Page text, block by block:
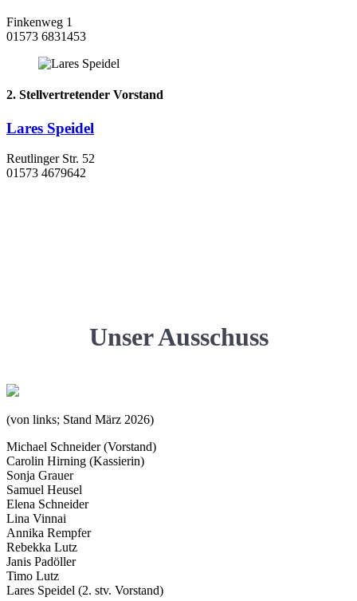
Finkenweg 1
01573 6831453
2. Stellvertretender Vorstand
Lares Speidel
Reutlinger Str. 52
01573 4679642
Unser Ausschuss
(von links; Stand März 2026)
Michael Schneider (Vorstand)
Carolin Hirning (Kassierin)
Sonja Grauer
Samuel Heusel
Elena Schneider
Lina Vinnai
Annika Rempfer
Rebekka Lutz
Janis Padöller
Timo Lutz
Lares Speidel (2. stv. Vorstand)